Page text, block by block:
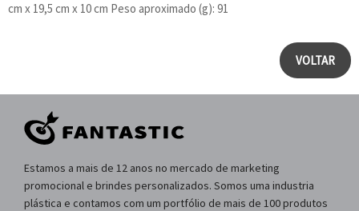
cm x 19,5 cm x 10 cm Peso aproximado (g): 91
VOLTAR
Estamos a mais de 12 anos no mercado de marketing
promocional e brindes personalizados. Somos uma industria
plástica e contamos com um portfólio de mais de 100 produtos